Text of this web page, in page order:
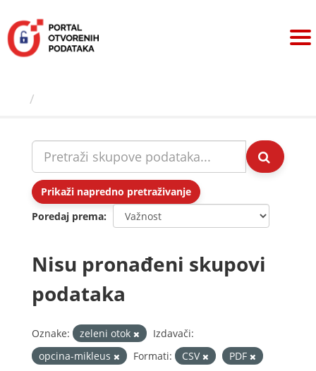
sadržaj
Prikaži napredno pretraživanje
Poredaj prema
Nisu pronađeni skupovi
podataka
Oznake: zeleni otok
Izdavači:
opcina-mikleus
Formati: CSV
PDF